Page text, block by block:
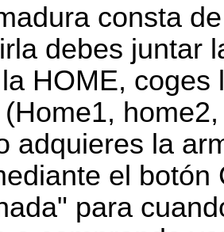
consta
debes juntar
HOME,
adquieres la
el
para